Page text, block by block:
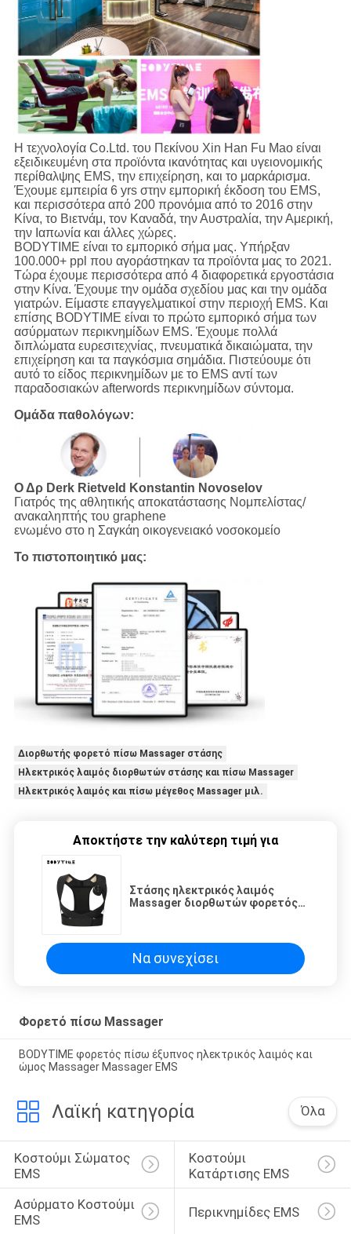
Η τεχνολογία Co.Ltd. του Πεκίνου Xin Han Fu Mao είναι
εξειδικευμένη στα προϊόντα ικανότητας και υγειονομικής
περίθαλψης EMS, την επιχείρηση, και το μαρκάρισμα.
Έχουμε εμπειρία 6 yrs στην εμπορική έκδοση του EMS,
και περισσότερα από 200 προνόμια από το 2016 στην
Κίνα, το Βιετνάμ, τον Καναδά, την Αυστραλία, την Αμερική,
την Ιαπωνία και άλλες χώρες.
BODYTIME είναι το εμπορικό σήμα μας. Υπήρξαν
100.000+ ppl που αγοράστηκαν τα προϊόντα μας το 2021.
Τώρα έχουμε περισσότερα από 4 διαφορετικά εργοστάσια
στην Κίνα. Έχουμε την ομάδα σχεδίου μας και την ομάδα
γιατρών. Είμαστε επαγγελματικοί στην περιοχή EMS. Και
επίσης BODYTIME είναι το πρώτο εμπορικό σήμα των
ασύρματων περικνημίδων EMS. Έχουμε πολλά
διπλώματα ευρεσιτεχνίας, πνευματικά δικαιώματα, την
επιχείρηση και τα παγκόσμια σημάδια. Πιστεύουμε ότι
αυτό το είδος περικνημίδων με το EMS αντί των
παραδοσιακών afterwords περικνημίδων σύντομα.
Ομάδα παθολόγων:
Ο Δρ Derk Rietveld Konstantin Novoselov
Γιατρός της αθλητικής αποκατάστασης Νομπελίστας/
ανακαληπτής του graphene
ενωμένο στο η Σαγκάη οικογενειακό νοσοκομείο
Το πιστοποιητικό μας:
Διορθωτής φορετό πίσω Massager στάσης
Ηλεκτρικός λαιμός διορθωτών στάσης και πίσω Massager
Ηλεκτρικός λαιμός και πίσω μέγεθος Massager μιλ.
Αποκτήστε την καλύτερη τιμή για
Στάσης ηλεκτρικός λαιμός
Massager διορθωτών φορετός
Να συνεχίσει
Φορετό πίσω Massager
BODYTIME φορετός πίσω έξυπνος ηλεκτρικός λαιμός και
ώμος Massager Massager EMS
Λαϊκή κατηγορία Όλα
Κοστούμι Σώματος
EMS
Κοστούμι
Κατάρτισης EMS
Ασύρματο Κοστούμι
EMS
Περικνημίδες EMS